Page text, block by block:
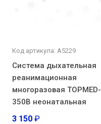
Код артикула: А5229
Система дыхательная
реанимационная
многоразовая TOPMED-
350В неонатальная
3 150 ₽